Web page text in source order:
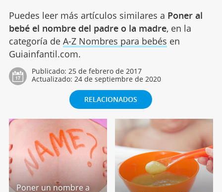
Puedes leer más artículos similares a Poner al
bebé el nombre del padre o la madre, en la
categoría de A-Z Nombres para bebés en
Guiainfantil.com.
Publicado: 25 de febrero de 2017
Actualizado: 24 de septiembre de 2020
RELACIONADOS
Poner un nombre a